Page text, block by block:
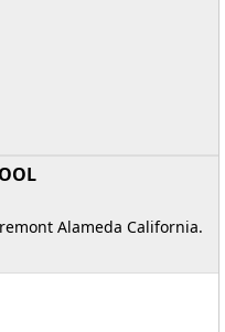
Alameda California.